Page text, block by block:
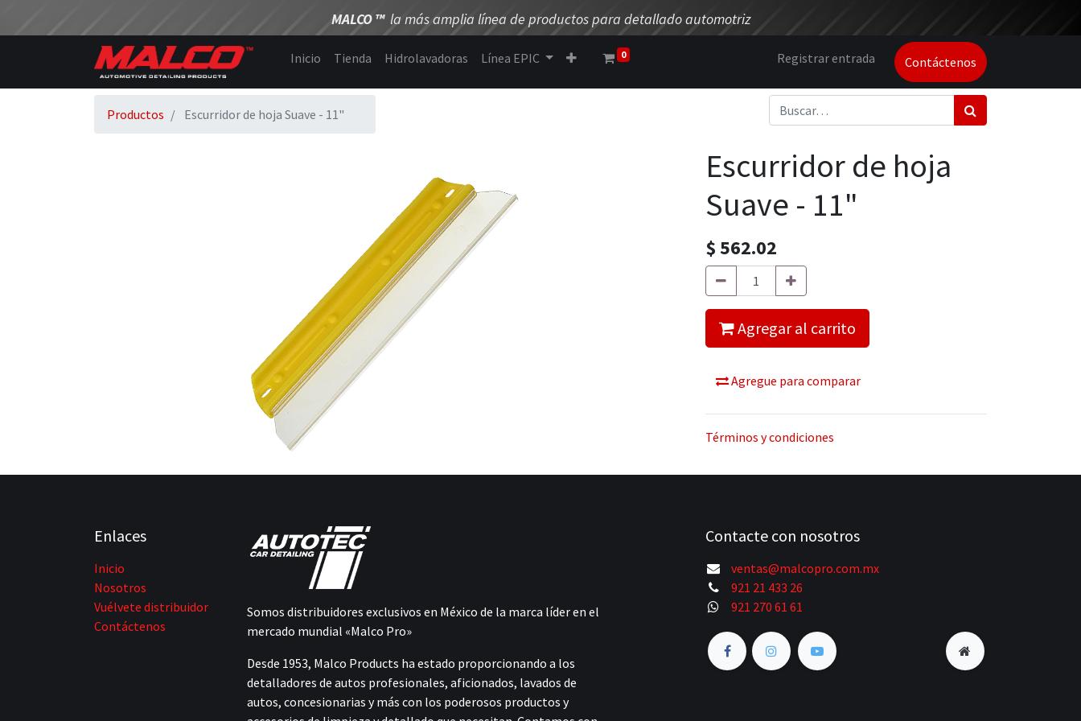
MALCO™ la más amplia línea de productos para detallado automotriz
Inicio Tienda Hidrolavadoras Línea EPIC 0 Registrar entrada Contáctenos
Productos Escurridor de hoja Suave - 11"
Escurridor de hoja
Suave - 11"
$562.02
Agregar al carrito
Agregue para comparar
Términos y condiciones
Enlaces
Inicio
Nosotros
Vuélvete distribuidor
Contáctenos
Somos distribuidores exclusivos en México de la marca líder en el
mercado mundial «Malco Pro»
Desde 1953, Malco Products ha estado proporcionando a los
detalladores de autos profesionales, aficionados, lavados de
autos, concesionarias y más con los poderosos productos y
Contacte con nosotros
ventas@malcopro.com.mx
921 21 433 26
921 270 61 61